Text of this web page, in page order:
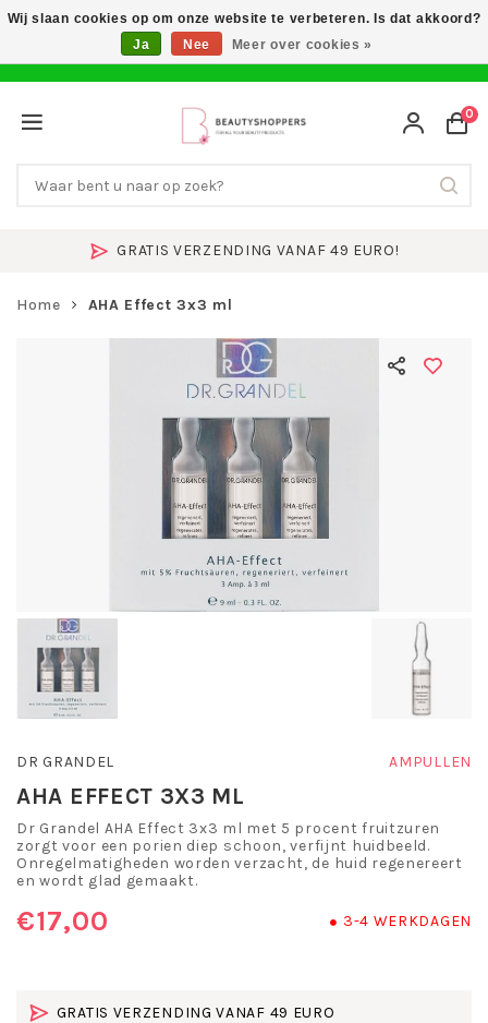
GRATIS VERZENDING VANAF 49 EURO!
0
Home AHA Effect 3x3 ml
DR GRANDEL AMPULLEN
AHA EFFECT 3X3 ML
Dr Grandel AHA Effect 3x3 ml met 5 procent fruitzuren
zorgt voor een porien diep schoon, verfijnt huidbeeld.
Onregelmatigheden worden verzacht, de huid regenereert
en wordt glad gemaakt.
€17,00 3-4 WERKDAGEN
GRATIS VERZENDING VANAF 49 EURO
Wij slaan cookies op om onze website te verbeteren. Is dat akkoord?
Ja
Nee Meer over cookies »